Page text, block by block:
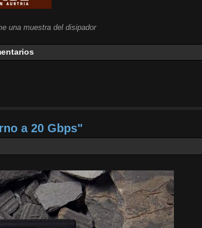
una muestra del disipador
a 20 Gbps"